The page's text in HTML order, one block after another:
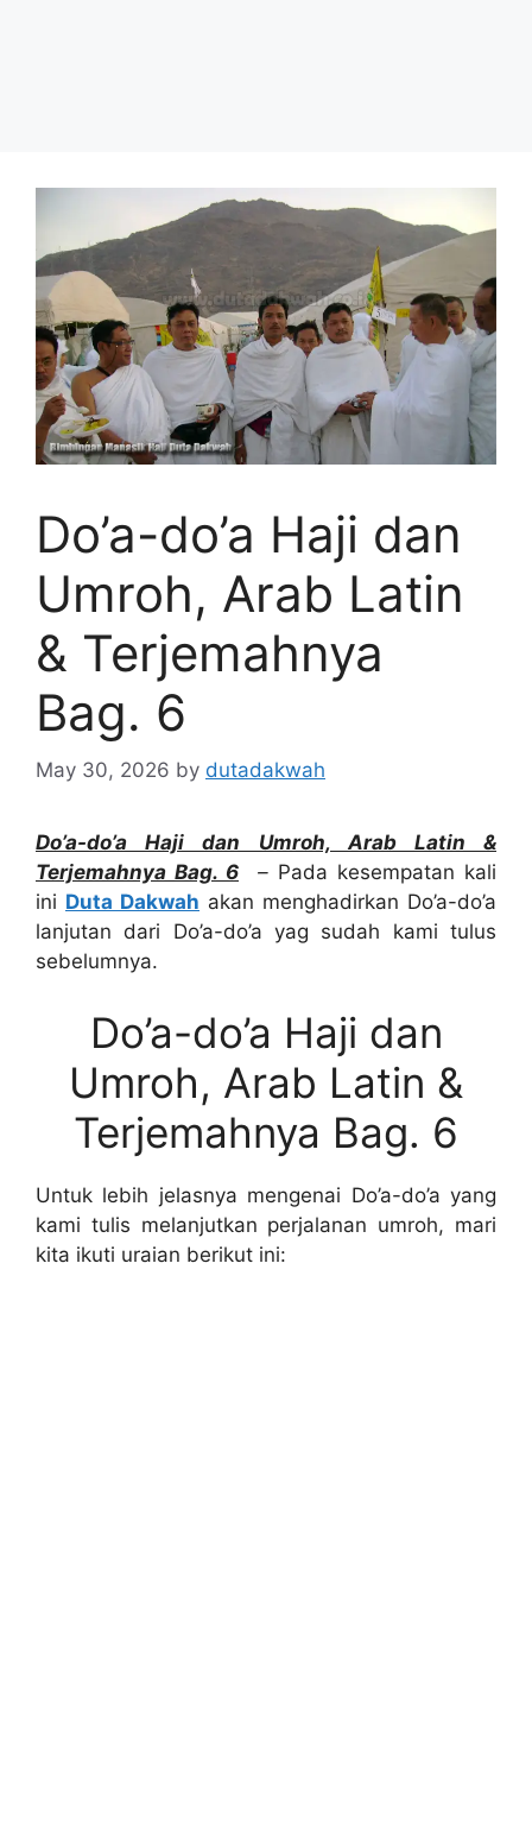
Do’a-do’a Haji dan
Umroh, Arab Latin
& Terjemahnya
Bag. 6
May 30, 2026 by dutadakwah
Do’a-do’a Haji dan Umroh, Arab Latin &
Terjemahnya Bag. 6
– Pada kesempatan kali
ini Duta Dakwah akan menghadirkan Do’a-do’a
lanjutan dari Do’a-do’a yag sudah kami tulus
sebelumnya.
Do’a-do’a Haji dan
Umroh, Arab Latin &
Terjemahnya Bag. 6
Untuk lebih jelasnya mengenai Do’a-do’a yang
kami tulis melanjutkan perjalanan umroh, mari
kita ikuti uraian berikut ini: